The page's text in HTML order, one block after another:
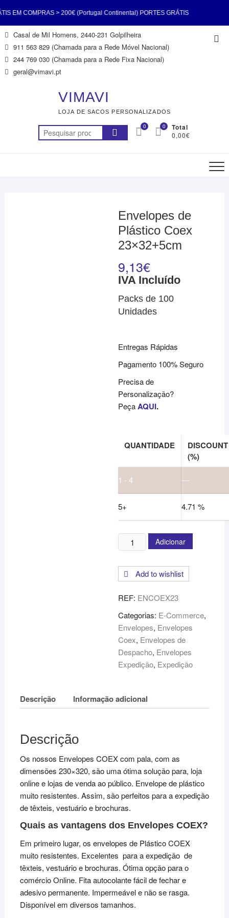
EM COMPRAS > 200€ (Portugal Continental) PORTES GRÁTIS
200€ (Portugal Continental) PORTES GRÁTIS EM COMPRAS >
PORTES GRÁTIS EM COMPRAS > 200€ (Portugal
EM COMPRAS > 200€ (Portugal Continental) PORTES GRÁTIS
200€ (Portugal Continental) PORTES GRÁTIS EM COMPRAS >
Skip
to
content
Casal de Mil Homens, 2440-231 Golpilheira
911 563 829 (Chamada para a Rede Móvel Nacional)
244 769 030 (Chamada para a Rede Fixa Nacional)
geral@vimavi.pt
VIMAVI
LOJA DE SACOS PERSONALIZADOS
Pesquisar
por:
0 Total
0,00€
0
Envelopes de
Plástico Coex
23×32+5cm
9,13€
IVA Incluído
Packs de 100
Unidades
Entregas Rápidas
Pagamento 100% Seguro
Precisa de
Personalização?
Peça AQUI.
QUANTIDADE
DISCOUNT
(%)
1 - 4 —
5+ 4.71 %
Quantidade
de
de
Coex
23x32+5cm
Adicionar
Add to wishlist
REF: ENCOEX23
Categorias: E-Commerce,
Envelopes, Envelopes
Coex, Envelopes de
Despacho, Envelopes
Expedição, Expedição
Descrição Informação adicional
Descrição
Os nossos Envelopes COEX com pala, com as
dimensões 230×320, são uma ótima solução para, loja
online e lojas de venda ao público. Envelope de plástico
muito resistentes. Assim, são perfeitos para a expedição
de têxteis, vestuário e brochuras.
Quais as vantagens dos Envelopes COEX?
Em primeiro lugar, os envelopes de Plástico COEX
muito resistentes. Excelentes para a expedição de
têxteis, vestuário e brochuras. Ótima opção para o
comércio Online. Fita autocolante fácil de fechar e
adesivo permanente. Impermeável e não se rasga.
Disponível em diversos tamanhos.